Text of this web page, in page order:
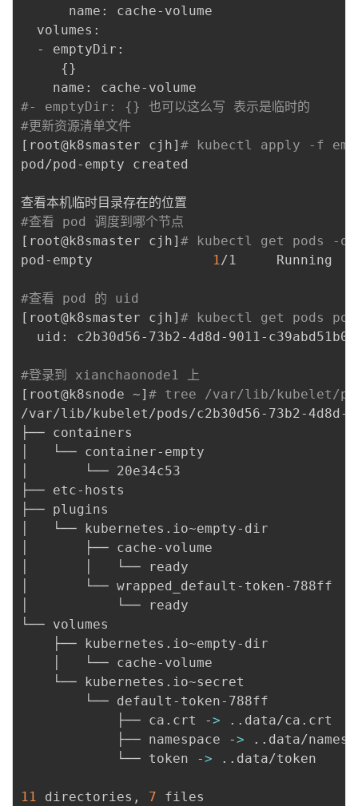
      name: cache-volume
  volumes:
  - emptyDir:
{}
#- emptyDir: {} 也可以这么写 表示是临时的
#更新资源清单文件
[ root@k8smaster cjh] # kubectl apply -f
pod/pod-empty created
#查看 pod 调度到哪个节点
[ root@k8smaster cjh] # kubectl get pods -o
pod-empty
1/1     Running
#查看 pod 的 uid
[ root@k8smaster cjh]
uid: c2b30d56-73b2-4d8d-9011-
#登录到 xianchaonode1 上
[ root@k8snode ~] # tree /var/lib/kubelet/pods/
/var/lib/kubelet/pods/c2b30d56-73b2-4d8d-
├── containers
│   └── container-empty
│       └── 20e34c53
├── etc-hosts
├── plugins
│   └── kubernetes.io~empty-dir
│       ├── cache-volume
│       │   └── ready
│       └── wrapped_default-token-788ff
│           └── ready
└── volumes
    ├── kubernetes.io~empty-dir
    │   └── cache-volume
    └── kubernetes.io~secret
        └── default-token-788ff
            ├── ca.crt -
> .. data/ca.crt
            ├── namespace -
> .. data/
            └── token -
> .. data/token
11 directories, 7 files